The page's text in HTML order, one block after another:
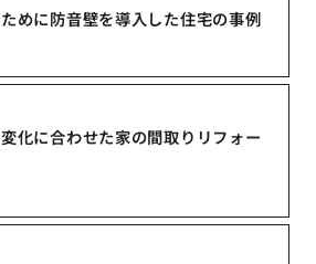
めに防音壁を導入した住宅の事例
化に合わせた家の間取りリフォー